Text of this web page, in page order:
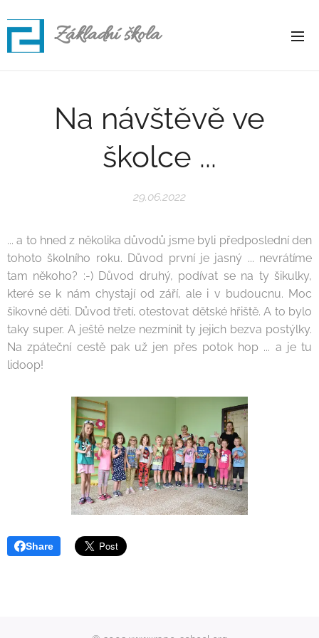
Základní škola
Na návštěvě ve
školce ...
29.06.2022
... a to hned z několika důvodů jsme byli předposlední den
tohoto školního roku. Důvod první je jasný ... nevrátíme
tam někoho? :-) Důvod druhý, podívat se na ty šikulky,
které se k nám chystají od září, ale i v budoucnu. Moc
šikovné děti. Důvod třetí, otestovat dětské hřiště. A to bylo
taky super. A ještě nelze nezmínit ty jejich bezva postýlky.
Na zpáteční cestě pak už jen přes potok hop ... a je tu
lidoop!
Share